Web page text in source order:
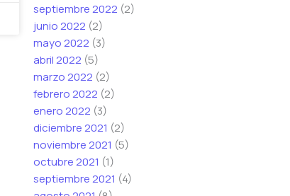
septiembre 2022 (2)
junio 2022 (2)
mayo 2022 (3)
abril 2022 (5)
marzo 2022 (2)
febrero 2022 (2)
enero 2022 (3)
diciembre 2021 (2)
noviembre 2021 (5)
octubre 2021 (1)
septiembre 2021 (4)